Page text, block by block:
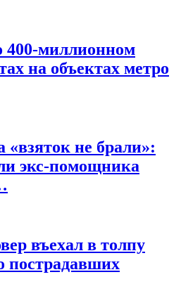
400-миллионном
на объектах метро
«взяток не брали»:
экс-помощника
въехал в толпу
пострадавших